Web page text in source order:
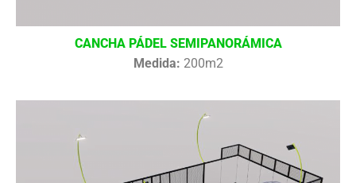
CANCHA PÁDEL SEMIPANORÁMICA
Medida: 200m2